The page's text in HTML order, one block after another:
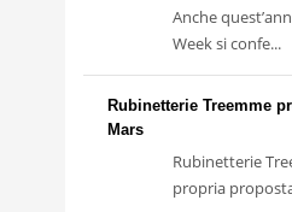
Anche
Week si confe...
Rubinetterie Treemme
Mars
Rubinetterie
propria